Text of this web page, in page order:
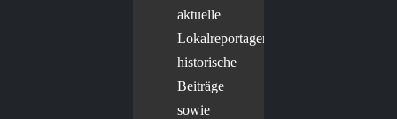
aktuelle
Lokalreportagen,
historische
Beiträge
sowie